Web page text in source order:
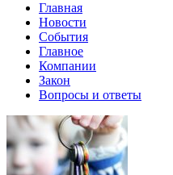
Главная
Новости
События
Главное
Компании
Закон
Вопросы и ответы